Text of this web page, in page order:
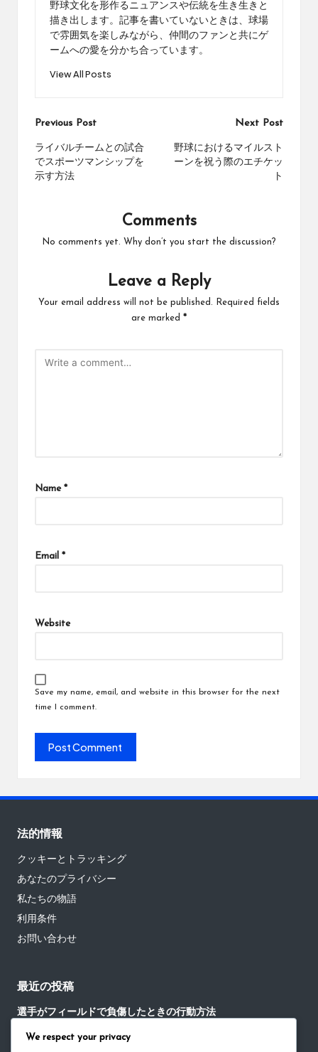
野球文化を形作るニュアンスや伝統を生き生きと
描き出します。記事を書いていないときは、球場
で雰囲気を楽しみながら、仲間のファンと共にゲ
ームへの愛を分かち合っています。
View All Posts
Post
navigation
Previous Post
ライバルチームとの試合
でスポーツマンシップを
示す方法
Next Post
野球におけるマイルスト
ーンを祝う際のエチケッ
ト
Comments
No comments yet. Why don’t you start the discussion?
Leave a Reply
Your email address will not be published.
Required fields
are marked *
Name *
Email *
Website
Save my name, email, and website in this browser for the next
time I comment.
法的情報
クッキーとトラッキング
あなたのプライバシー
私たちの物語
利用条件
お問い合わせ
最近の投稿
選手がフィールドで負傷したときの行動方法
試合後の交流における暗黙の野球ルールの役割
We respect your privacy